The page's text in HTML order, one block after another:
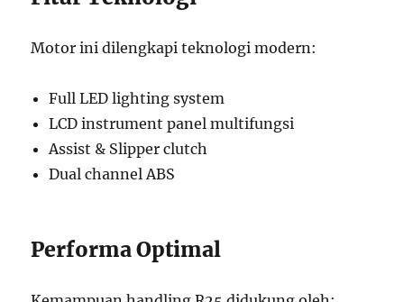
Motor ini dilengkapi teknologi modern:
Full LED lighting system
LCD instrument panel multifungsi
Assist & Slipper clutch
Dual channel ABS
Performa Optimal